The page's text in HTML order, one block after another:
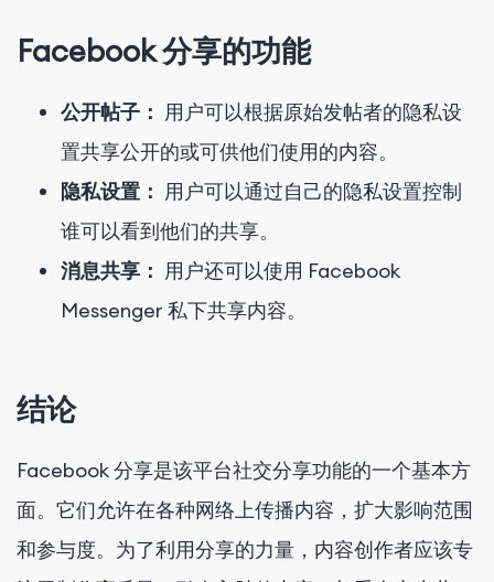
Facebook 分享的功能
公开帖子： 用户可以根据原始发帖者的隐私设
置共享公开的或可供他们使用的内容。
隐私设置： 用户可以通过自己的隐私设置控制
谁可以看到他们的共享。
消息共享： 用户还可以使用 Facebook
Messenger 私下共享内容。
结论
Facebook 分享是该平台社交分享功能的一个基本方
面。它们允许在各种网络上传播内容，扩大影响范围
和参与度。为了利用分享的力量，内容创作者应该专